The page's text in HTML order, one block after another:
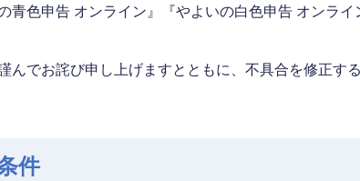
青色申告 オンライン』『やよいの白色申告 オンラ
んでお詫び申し上げますとともに、不具合を修正す
件